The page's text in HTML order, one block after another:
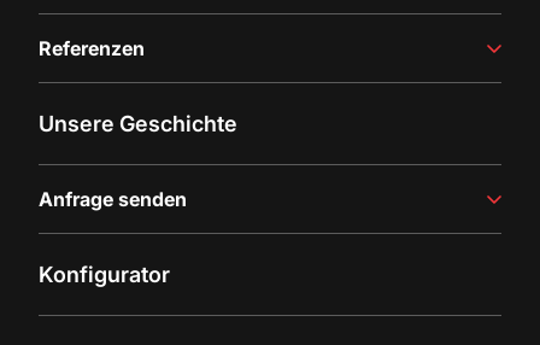
Saftproduktion
Abfülllinien
Referenzen
Neueste Einblicke
Unsere Geschichte
Anfrage senden
Dokumentationsanfrage
Konfigurator